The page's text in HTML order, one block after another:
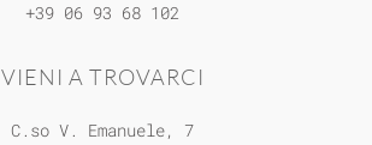
VIENI A TROVARCI
C.so V. Emanuele, 7
+39 06 93 68 102